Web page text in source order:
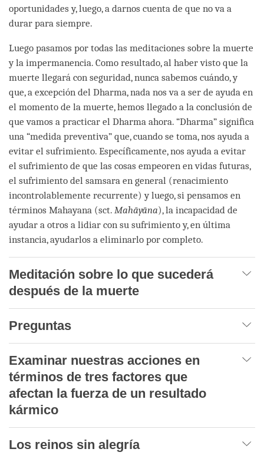
oportunidades y, luego, a darnos cuenta de que no va a
durar para siempre.
Luego pasamos por todas las meditaciones sobre la muerte
y la impermanencia. Como resultado, al haber visto que la
muerte llegará con seguridad, nunca sabemos cuándo, y
que, a excepción del Dharma, nada nos va a ser de ayuda en
el momento de la muerte, hemos llegado a la conclusión de
que vamos a practicar el Dharma ahora. “Dharma” significa
una “medida preventiva” que, cuando se toma, nos ayuda a
evitar el sufrimiento. Específicamente, nos ayuda a evitar
el sufrimiento de que las cosas empeoren en vidas futuras,
el sufrimiento del samsara en general (renacimiento
incontrolablemente recurrente) y luego, si pensamos en
términos Mahayana (sct. Mahāyāna), la incapacidad de
ayudar a otros a lidiar con su sufrimiento y, en última
instancia, ayudarlos a eliminarlo por completo.
Meditación sobre lo que sucederá
después de la muerte
Preguntas
Examinar nuestras acciones en
términos de tres factores que
afectan la fuerza de un resultado
kármico
Los reinos sin alegría